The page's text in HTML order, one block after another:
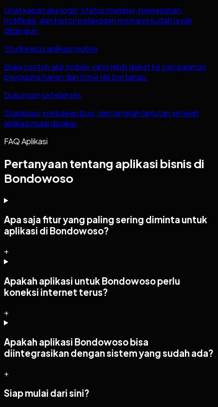
Lihat kapan alur login, status member, pemesanan,
notifikasi, dan histori pelanggan memang sudah layak
dibangun.
Studi kasus aplikasi mobile
Buka contoh alur mobile yang lebih dekat ke pengalaman
pengguna harian dan ritme rilis bertahap.
Dukungan setelah rilis
Stabilisasi, perbaikan bug, dan langkah lanjutan setelah
aplikasi mulai dipakai.
FAQ Aplikasi
Pertanyaan tentang aplikasi bisnis di
Bondowoso
Apa saja fitur yang paling sering diminta untuk
aplikasi di Bondowoso?
+
Apakah aplikasi untuk Bondowoso perlu
koneksi internet terus?
+
Apakah aplikasi Bondowoso bisa
diintegrasikan dengan sistem yang sudah ada?
+
Siap mulai dari sini?